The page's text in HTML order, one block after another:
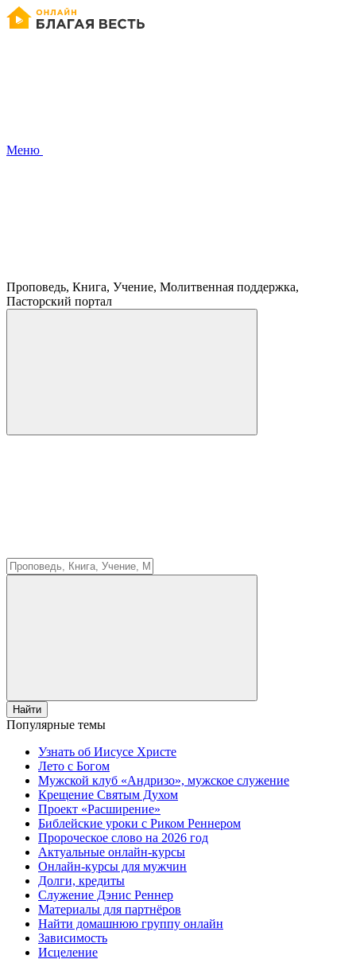
Меню
Проповедь, Книга, Учение, Молитвенная поддержка,
Пасторский портал
Найти
Популярные темы
Узнать об Иисусе Христе
Лето с Богом
Мужской клуб «Андризо», мужское служение
Крещение Святым Духом
Проект «Расширение»
Библейские уроки с Риком Реннером
Пророческое слово на 2026 год
Актуальные онлайн-курсы
Онлайн-курсы для мужчин
Долги, кредиты
Служение Дэнис Реннер
Материалы для партнёров
Найти домашнюю группу онлайн
Зависимость
Исцеление